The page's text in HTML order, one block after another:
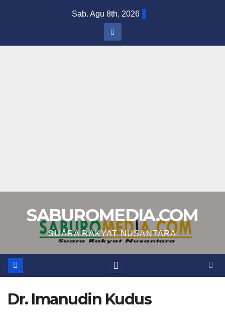
Sab. Agu 8th, 2026
SABUROMEDIA.COM
SUARA RAKYAT NUSANTARA
Dr. Imanudin Kudus